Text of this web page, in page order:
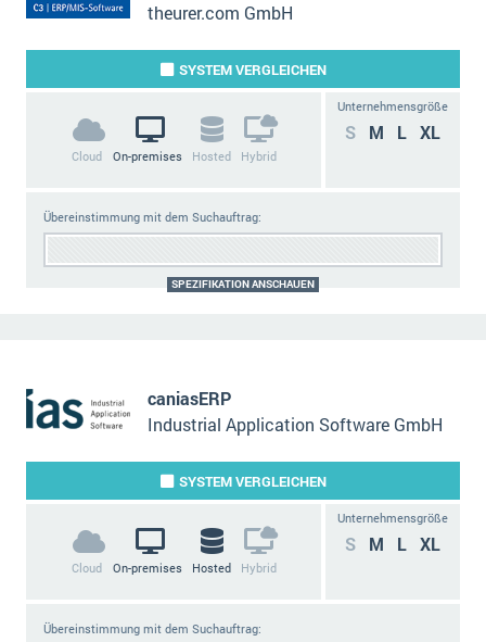
theurer.com GmbH
SYSTEMVERGLEICHEN
Cloud On-premises Hosted Hybrid
Unternehmensgröße
S M L XL
Übereinstimmung mit dem Suchauftrag:
SPEZIFIKATION ANSCHAUEN
caniasERP
Industrial Application Software GmbH
SYSTEMVERGLEICHEN
Cloud On-premises Hosted Hybrid
Unternehmensgröße
S M L XL
Übereinstimmung mit dem Suchauftrag: